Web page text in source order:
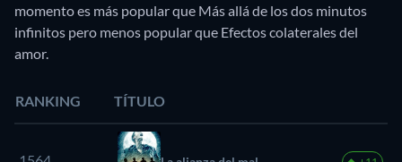
momento es más popular que Más allá de los dos minutos
infinitos pero menos popular que Efectos colaterales del
amor.
RANKING TÍTULO